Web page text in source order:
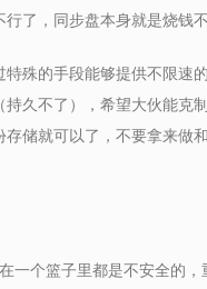
了，同步盘本身就是烧钱不
殊的手段能够提供不限速
久不了），希望大伙能克
存储就可以了，不要拿来做
一个篮子里都是不安全的，